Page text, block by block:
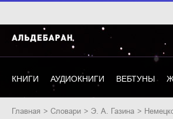
КНИГИ АУДИОКНИГИ ВЕБТУНЫ
Главная словари Э. А. Газина